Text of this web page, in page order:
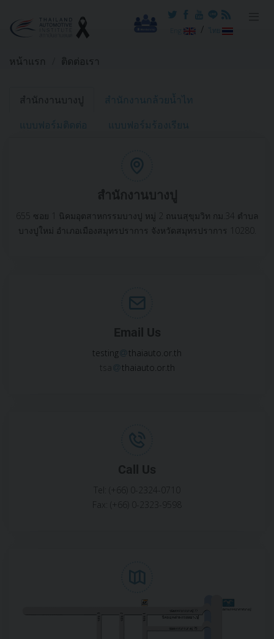
/ ไทย
หน้าแรก ติดต่อเรา
สำนักงานบางปู
สำนักงานกล้วยน้ำไท
แบบฟอร์มติดต่อ
แบบฟอร์มร้องเรียน
655 ซอย 1 นิคมอุตสาหกรรมบางปู หมู่ 2 ถนนสุขุมวิท กม.34 ตำบล
บางปูใหม่ อำเภอเมืองสมุทรปราการ จังหวัดสมุทรปราการ 10280.
testing
thaiauto.or.th
tsa
thaiauto.or.th
Tel: (+66) 0-2324-0710
Fax: (+66) 0-2323-9598